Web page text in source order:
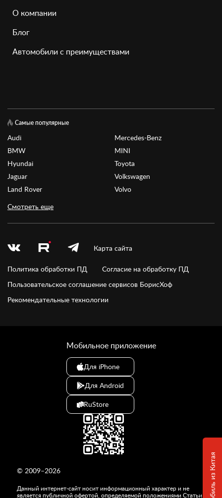
О компании
Блог
Автомобили с преимуществами
Самые популярные
Audi
BMW
Hyundai
Jaguar
Land Rover
Mercedes-Benz
MINI
Toyota
Volkswagen
Volvo
Смотреть еще
Карта сайта
Политика обработки ПД
Согласие на обработку ПД
Пользовательское соглашение сервисов БорисХоф
Рекомендательные технологии
© 2009–2026
Данный интернет-сайт носит информационный характер и не
является публичной офертой, определяемой положениями Статьи
Мобильное приложение
Для iPhone
Для Android
RuStore